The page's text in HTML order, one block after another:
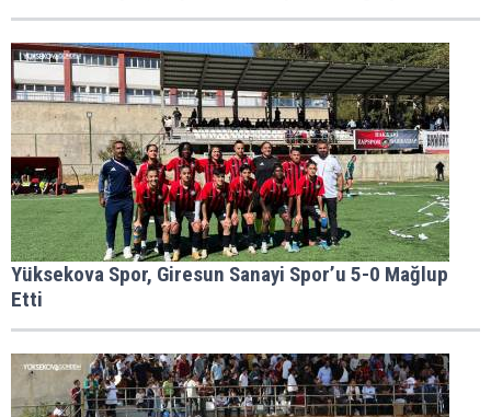
Yüksekova Spor, Giresun Sanayi Spor’u 5-0 Mağlup
Etti